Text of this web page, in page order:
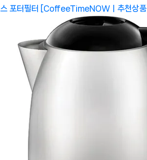
스 포터필터 [CoffeeTimeNOWㅣ추천상품]